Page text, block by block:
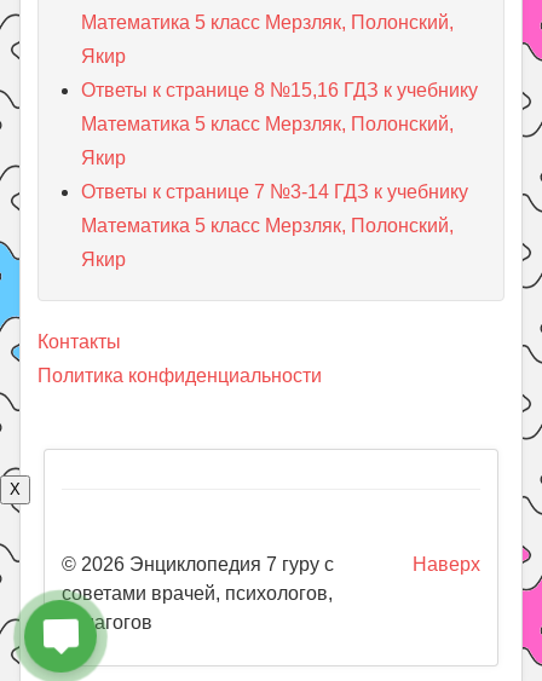
Математика 5 класс Мерзляк, Полонский,
Якир
Ответы к странице 8 №15,16 ГДЗ к учебнику
Математика 5 класс Мерзляк, Полонский,
Якир
Ответы к странице 7 №3-14 ГДЗ к учебнику
Математика 5 класс Мерзляк, Полонский,
Якир
Контакты
Политика конфиденциальности
X
Наверх
© 2026 Энциклопедия 7 гуру с
советами врачей, психологов,
педагогов